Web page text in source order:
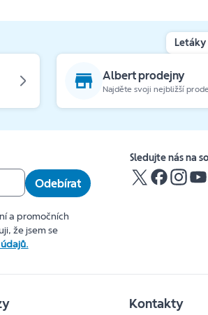
Letáky
Albert prodejny
Najděte svoji nejbližší
Odebírat
a promočních
že jsem se
Sledujte nás na
Kontakty